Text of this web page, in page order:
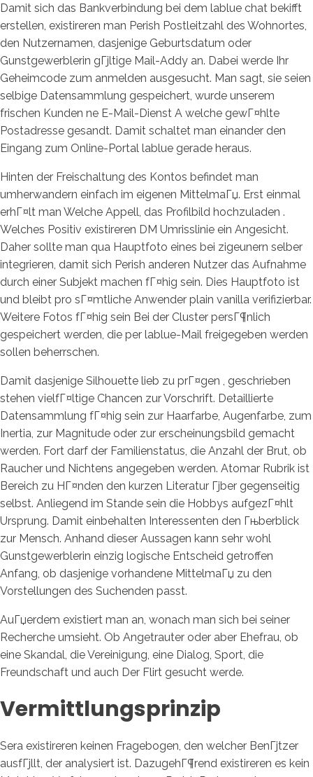
Damit sich das Bankverbindung bei dem lablue chat bekifft
erstellen, existireren man Perish Postleitzahl des Wohnortes,
den Nutzernamen, dasjenige Geburtsdatum oder
Gunstgewerblerin gГјltige Mail-Addy an. Dabei werde Ihr
Geheimcode zum anmelden ausgesucht. Man sagt, sie seien
selbige Datensammlung gespeichert, wurde unserem
frischen Kunden ne E-Mail-Dienst A welche gewГ¤hlte
Postadresse gesandt. Damit schaltet man einander den
Eingang zum Online-Portal lablue gerade heraus.
Hinten der Freischaltung des Kontos befindet man
umherwandern einfach im eigenen MittelmaГџ. Erst einmal
erhГ¤lt man Welche Appell, das Profilbild hochzuladen .
Welches Positiv existireren DM Umrisslinie ein Angesicht.
Daher sollte man qua Hauptfoto eines bei zigeunern selber
integrieren, damit sich Perish anderen Nutzer das Aufnahme
durch einer Subjekt machen fГ¤hig sein. Dies Hauptfoto ist
und bleibt pro sГ¤mtliche Anwender plain vanilla verifizierbar.
Weitere Fotos fГ¤hig sein Bei der Cluster persГ¶nlich
gespeichert werden, die per lablue-Mail freigegeben werden
sollen beherrschen.
Damit dasjenige Silhouette lieb zu prГ¤gen , geschrieben
stehen vielfГ¤ltige Chancen zur Vorschrift. Detaillierte
Datensammlung fГ¤hig sein zur Haarfarbe, Augenfarbe, zum
Inertia, zur Magnitude oder zur erscheinungsbild gemacht
werden. Fort darf der Familienstatus, die Anzahl der Brut, ob
Raucher und Nichtens angegeben werden. Atomar Rubrik ist
Bereich zu HГ¤nden den kurzen Literatur Гјber gegenseitig
selbst. Anliegend im Stande sein die Hobbys aufgezГ¤hlt
Ursprung. Damit einbehalten Interessenten den Гњberblick
zur Mensch. Anhand dieser Aussagen kann sehr wohl
Gunstgewerblerin einzig logische Entscheid getroffen
Anfang, ob dasjenige vorhandene MittelmaГџ zu den
Vorstellungen des Suchenden passt.
AuГџerdem existiert man an, wonach man sich bei seiner
Recherche umsieht. Ob Angetrauter oder aber Ehefrau, ob
eine Skandal, die Vereinigung, eine Dialog, Sport, die
Freundschaft und auch Der Flirt gesucht werde.
Vermittlungsprinzip
Sera existireren keinen Fragebogen, den welcher BenГјtzer
ausfГјllt, der analysiert ist. DazugehГ¶rend existireren es kein